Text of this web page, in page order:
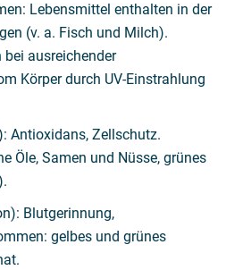
Lebensmittel enthalten in der
(v. a. Fisch und Milch).
ausreichender
Körper durch UV-Einstrahlung
Antioxidans, Zellschutz.
Öle, Samen und Nüsse, grünes
Blutgerinnung,
gelbes und grünes